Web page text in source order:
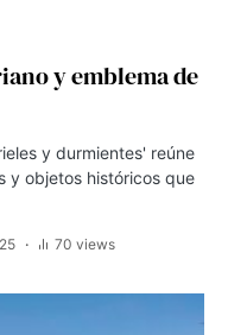
y emblema de
y durmientes' reúne
y objetos históricos que
70 views